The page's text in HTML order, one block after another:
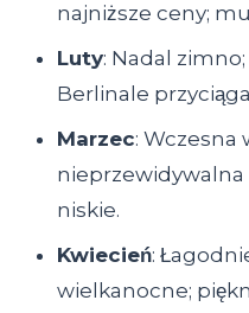
najniższe ceny;
Luty: Nadal
Berlinale
Marzec: Wczesna
nieprzewidywalna
niskie.
Kwiecień:
wielkanocne;